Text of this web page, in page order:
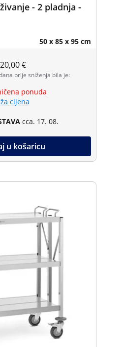
- 2 pladnja -
50 x 85 x 95 cm
€
prije sniženja bila je:
ponuda
cijena
cca. 17. 08.
u košaricu